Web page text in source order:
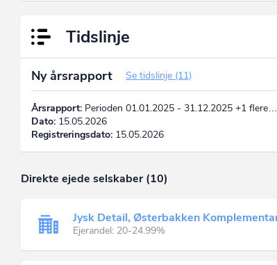
Tidslinje
Ny årsrapport Se tidslinje (11)
Årsrapport: Perioden 01.01.2025 - 31.12.2025 +1 flere…
Dato: 15.05.2026
Registreringsdato: 15.05.2026
Direkte ejede selskaber (10)
Jysk Detail, Østerbakken
Ejerandel: 20-24.99%